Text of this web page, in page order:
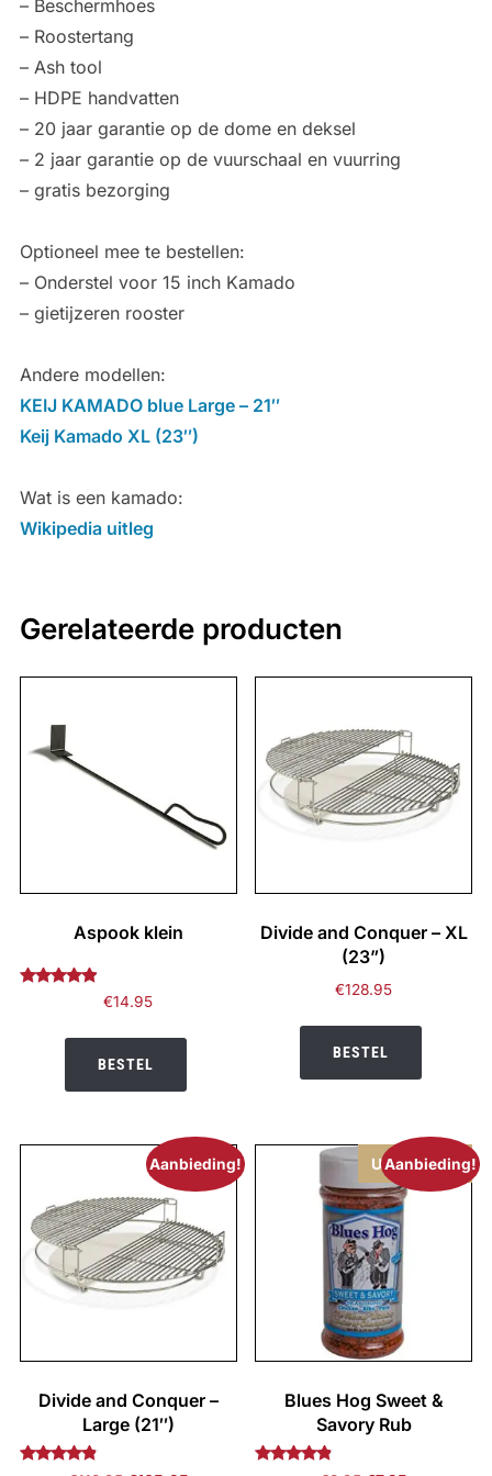
– Beschermhoes
– Roostertang
– Ash tool
– HDPE handvatten
– 20 jaar garantie op de dome en deksel
– 2 jaar garantie op de vuurschaal en vuurring
– gratis bezorging
Optioneel mee te bestellen:
– Onderstel voor 15 inch Kamado
– gietijzeren rooster
Andere modellen:
KEIJ KAMADO blue Large – 21″
Keij Kamado XL (23″)
Wat is een kamado:
Wikipedia uitleg
Gerelateerde producten
Aspook klein
Gewaardeerd€14.95
BESTEL
Divide and Conquer – XL
(23”)
€128.95
BESTEL
Aanbieding!
Divide and Conquer –
Large (21″)
Aanbieding!
Uitverkocht
Blues Hog Sweet &
Savory Rub